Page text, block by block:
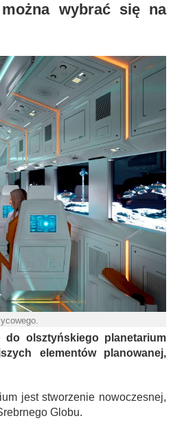
wybrać się na
do olsztyńskiego planetarium
elementów planowanej,
jest stworzenie nowoczesnej,
Globu.